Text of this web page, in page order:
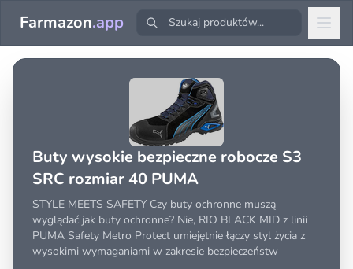
Farmazon.app
Buty wysokie bezpieczne robocze S3
SRC rozmiar 40 PUMA
STYLE MEETS SAFETY Czy buty ochronne muszą
wyglądać jak buty ochronne? Nie, RIO BLACK MID z linii
PUMA Safety Metro Protect umiejętnie łączy styl życia z
wysokimi wymaganiami w zakresie bezpieczeństw